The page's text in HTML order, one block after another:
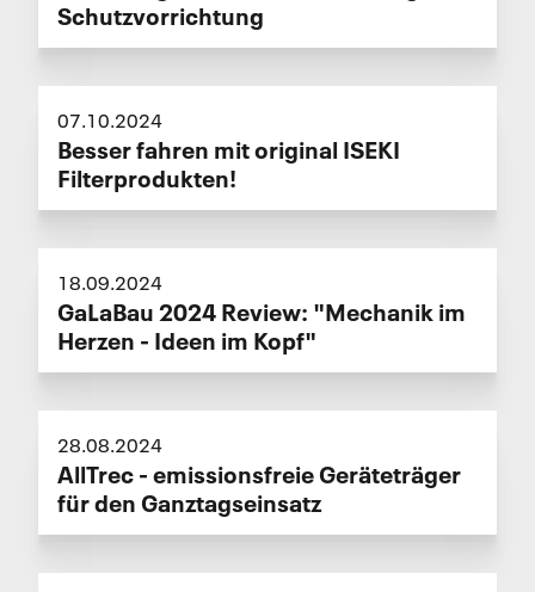
Schutzvorrichtung
07.10.2024
Besser fahren mit original ISEKI
Filterprodukten!
18.09.2024
GaLaBau 2024 Review: "Mechanik im
Herzen - Ideen im Kopf"
28.08.2024
AllTrec - emissionsfreie Geräteträger
für den Ganztagseinsatz